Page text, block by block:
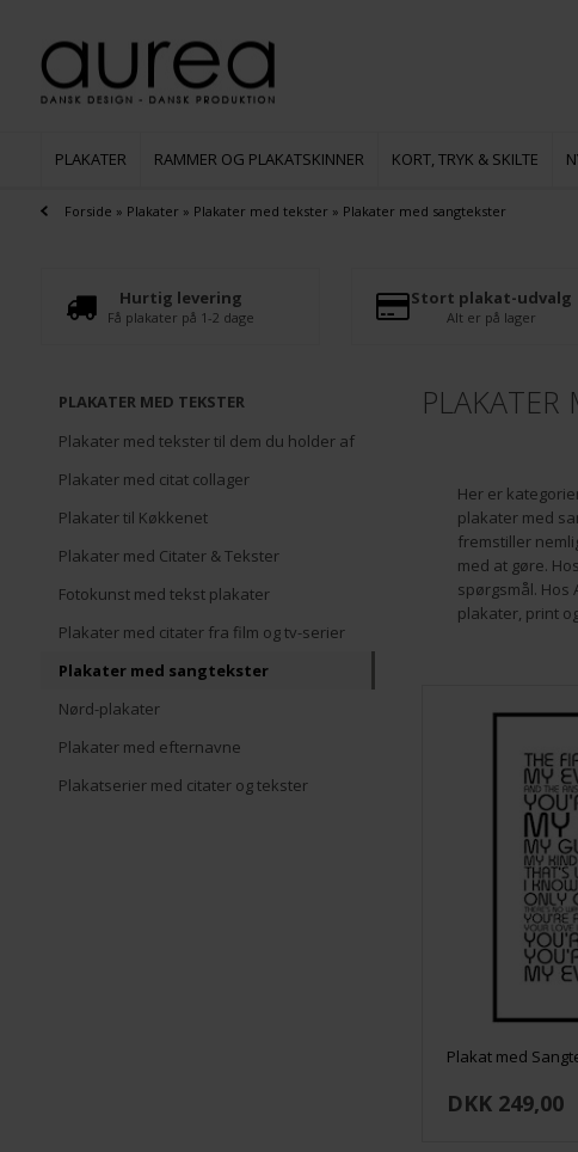
PLAKATER RAMMER OG PLAKATSKINNER KORT, TRYK & SKILTE
Forside » Plakater » Plakater med tekster » Plakater med sangtekster
Hurtig levering
Få plakater på 1-2 dage
Stort plakat-udvalg
Alt er på lager
PLAKATER MED TEKSTER
Plakater med tekster til dem du holder af
Plakater med citat collager
Plakater til Køkkenet
Plakater med Citater & Tekster
Fotokunst med tekst plakater
Plakater med citater fra film og tv-serier
Plakater med sangtekster
Nørd-plakater
Plakater med efternavne
Plakatserier med citater og tekster
PLAKATER
Her er
plakater med
fremstiller
med at gøre.
spørgsmål. Hos
plakater, print
Plakat med
DKK 249,00